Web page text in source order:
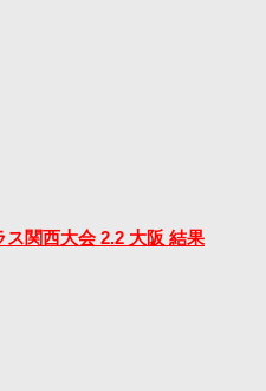
関西大会 2.2 大阪 結果